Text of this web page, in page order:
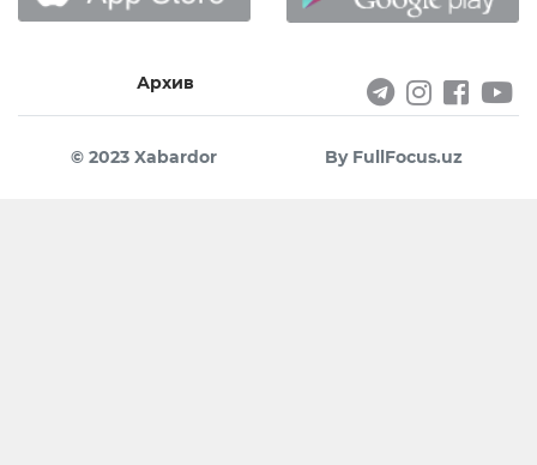
Архив
© 2023 Xabardor By FullFocus.uz